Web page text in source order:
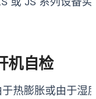
机自检
热膨胀或由于湿